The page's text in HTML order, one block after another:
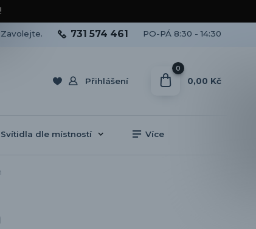
Přihlášení
731 574 461 PO-PÁ 8:30 - 14:30
0
0,00 Kč
Svítidla dle místností Více